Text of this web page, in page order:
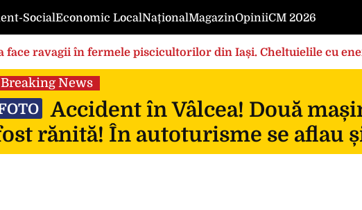
SocialEconomic LocalNaționalMagazinOpiniiCM 2026
face ravagii în fermele piscicultorilor din Iași. Cheltuielile cu
temperaturilor foarte mari”
Breaking News
Accident în Vâlcea! Două
rănită! În autoturisme se aflau